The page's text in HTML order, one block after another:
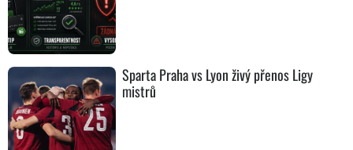
Sparta Praha vs Lyon živý přenos Ligy
mistrů